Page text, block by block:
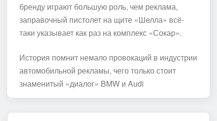
бренду играют большую роль, чем реклама,
заправочный пистолет на щите «Шелла» всё-
таки указывает как раз на комплекс «Сокар».
История помнит немало провокаций в индустрии
автомобильной рекламы, чего только стоит
знаменитый «диалог» BMW и Audi